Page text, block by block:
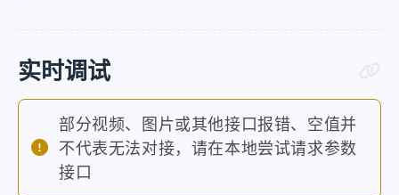
实时调试
部分视频、图片或其他接口报错、空值并
不代表无法对接，请在本地尝试请求参数
接口